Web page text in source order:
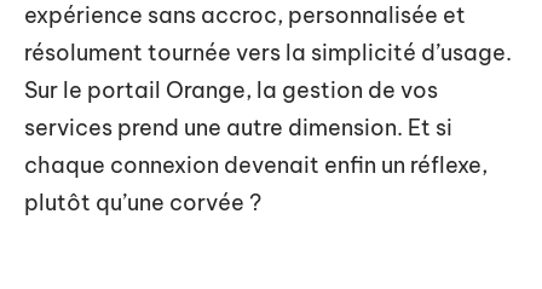
expérience sans accroc, personnalisée et
résolument tournée vers la simplicité d’usage.
Sur le portail Orange, la gestion de vos
services prend une autre dimension. Et si
chaque connexion devenait enfin un réflexe,
plutôt qu’une corvée ?